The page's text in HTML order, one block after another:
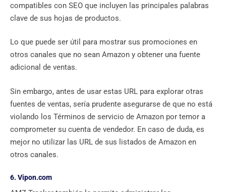
compatibles con SEO que incluyen las principales palabras
clave de sus hojas de productos.
Lo que puede ser útil para mostrar sus promociones en
otros canales que no sean Amazon y obtener una fuente
adicional de ventas.
Sin embargo, antes de usar estas URL para explorar otras
fuentes de ventas, sería prudente asegurarse de que no está
violando los Términos de servicio de Amazon por temor a
comprometer su cuenta de vendedor. En caso de duda, es
mejor no utilizar las URL de sus listados de Amazon en
otros canales.
6. Vipon.com